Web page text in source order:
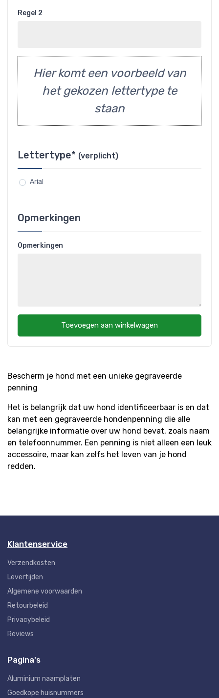
Bescherm je hond met een unieke gegraveerde
penning
Het is belangrijk dat uw hond identificeerbaar is en dat
kan met een gegraveerde hondenpenning die alle
belangrijke informatie over uw hond bevat, zoals naam
en telefoonnummer. Een penning is niet alleen een leuk
accessoire, maar kan zelfs het leven van je hond
redden.
Regel 2
Hier komt een voorbeeld van
het gekozen lettertype te
staan
Lettertype* (verplicht)
Arial
Opmerkingen
Opmerkingen
Toevoegen aan winkelwagen
Klantenservice
Verzendkosten
Levertijden
Algemene voorwaarden
Retourbeleid
Privacybeleid
Reviews
Pagina's
Aluminium naamplaten
Goedkope huisnummers